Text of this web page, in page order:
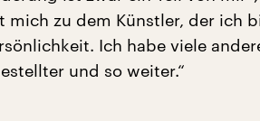
mich zu dem Künstler, der ich
Ich habe viele
und so weiter.“